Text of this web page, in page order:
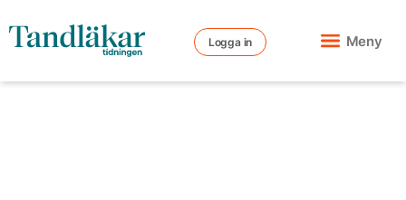
Logga in Meny